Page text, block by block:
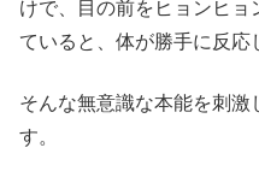
けで、目の前をヒョンヒ
ていると、体が勝手に反応
そんな無意識な本能を刺激
す。